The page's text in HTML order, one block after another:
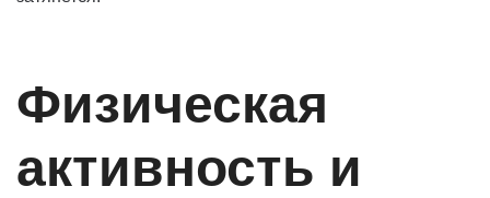
Физическая
активность и